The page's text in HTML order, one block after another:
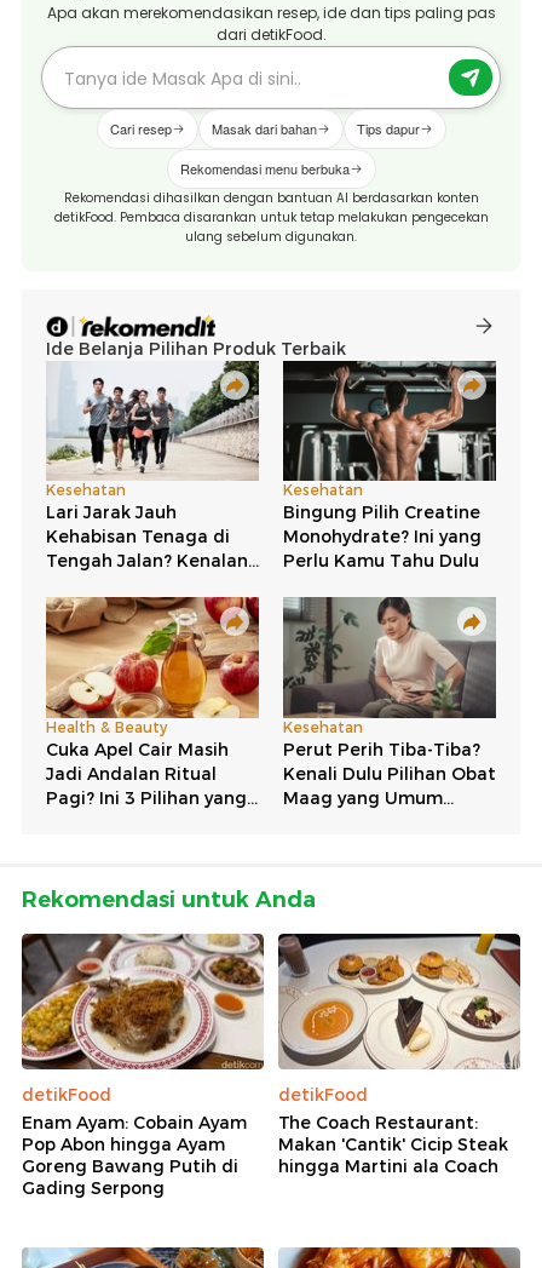
Apa akan merekomendasikan resep, ide dan tips paling pas
dari detikFood.
Cari resep Masak dari bahan Tips dapur
Rekomendasi menu berbuka
Rekomendasi dihasilkan dengan bantuan AI berdasarkan konten
detikFood. Pembaca disarankan untuk tetap melakukan pengecekan
ulang sebelum digunakan.
Rekomendasi untuk Anda
detikFood
Enam Ayam: Cobain Ayam
Pop Abon hingga Ayam
Goreng Bawang Putih di
Gading Serpong
detikFood
The Coach Restaurant:
Makan 'Cantik' Cicip Steak
hingga Martini ala Coach